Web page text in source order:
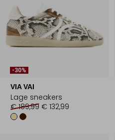
-30%
VIA VAI
Lage sneakers
€ 189,99 € 132,99